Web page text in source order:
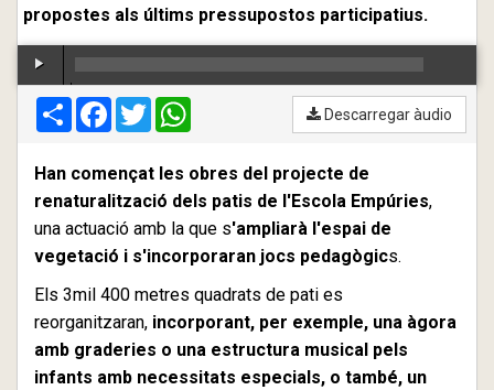
propostes als últims pressupostos participatius.
00:00/ 00:00
CompartirFacebook
Twitter Descarregar àudio
Han començat les obres del projecte de
renaturalització dels patis de l'Escola Empúries,
una actuació amb la que s'ampliarà l'espai de
vegetació i s'incorporaran jocs pedagògics.
Els 3mil 400 metres quadrats de pati es
reorganitzaran, incorporant, per exemple, una àgora
amb graderies o una estructura musical pels
infants amb necessitats especials, o també, un